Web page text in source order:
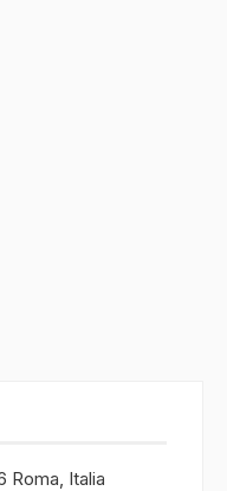
Roma, Italia